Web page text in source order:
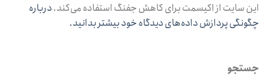
این سایت از اکیسمت برای کاهش جفنگ استفاده می‌کند.درباره
چگونگی پردازش داده‌های دیدگاه خود بیشتر بدانید.
جستجو